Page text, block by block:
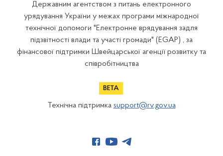
Державним агентством з питань електронного
урядування України у межах програми міжнародної
технічної допомоги "Електронне врядування задля
підзвітності влади та участі громади" (EGAP) , за
фінансової підтримки Швейцарської агенції розвитку та
співробітництва
Технічна підтримка support@rv.gov.ua